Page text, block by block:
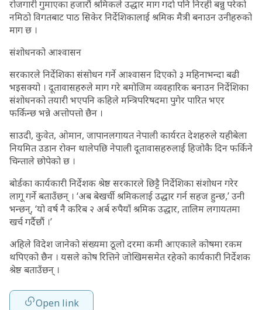
रोजगारी गुमाएका हजारौं श्रमिकले उद्धार माग गर्दा पनि निरही बन्नु परेको
नमिठो विगतबाट पाठ सिकेर निर्देशिकालाई श्रमिक मैत्री बनाउन उनीहरुको
माग छ ।
संशोधनको आश्वासन
सरकारले निर्देशिका संसोधन गर्ने आश्वासन दिएको ३ महिनाभन्दा बढी
भइसक्यो । दूतावासहरुले माग गरे बमोजिम व्यवहारिक बनाउन निर्देशिका
संशोधनको तयारी भएपनि कहिले मन्त्रिपरिषदमा पुगेर पारित भएर
फर्किन्छ भन्ने अत्तोपत्तो छैन ।
साउदी, कुवेत, ओमान, जापानलगायत नेपाली कार्यरत देशहरुले यहीबेला
नियमित उडान रोक्न थालेपछि नेपाली दूतावासहरुलाई हिजोकै दिन फर्किने
चिन्ताले छोपेको छ ।
बोर्डका कार्यकारी निर्देशक श्रेष्ठ सरकारले छिट्टै निर्देशिका संशोधन गरेर
लागू गर्ने बताउँछन् । ‘अब बेखर्ची श्रमिकलाई उद्धार गर्न सहज हुन्छ,’ उनी
भन्छन्, ‘यो वर्ष नै करिब २ अर्ब रुपैयाँ श्रमिक उद्धार, तालिम लगायतमा
खर्च गर्दैछौं ।’
अहिले विदेश जानेको संख्यमा ठूलो दरमा कमी आएकाले कोषमा रकम
थपिएको छैन । यसले कोष रित्तिने जोखिमसमेत रहेको कार्यकारी निर्देशक
श्रेष्ठ बताउँछन् ।
Open link